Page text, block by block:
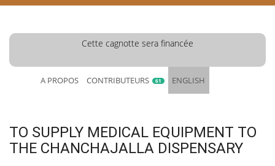
Cette cagnotte sera financée
A PROPOS CONTRIBUTEURS 61 ENGLISH
TO SUPPLY MEDICAL EQUIPMENT TO
THE CHANCHAJALLA DISPENSARY